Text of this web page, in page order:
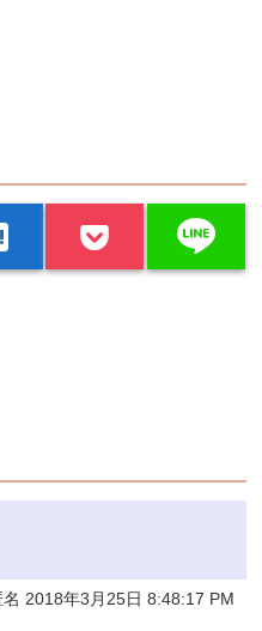
line
2018年3月25日 8:48:17 PM